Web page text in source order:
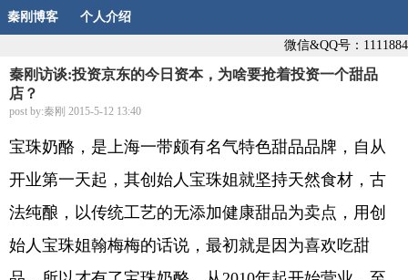
秦刚博客 个人介绍
微信&QQ号：1111884
秦刚访谈:投资京东的今日资本，为啥要抢着投资一个甜品
店？
post by:秦刚 2015-5-12 13:40
宝珠奶酪，是上海一带颇有名气特色甜品品牌，自从
开业第一天起，其创始人宝珠姐就坚持天然食材，古
法纯酿，以传统工艺的无添加健康甜品为卖点，用创
始人宝珠姐翰梅梅的话说，最初就是因为喜欢吃甜